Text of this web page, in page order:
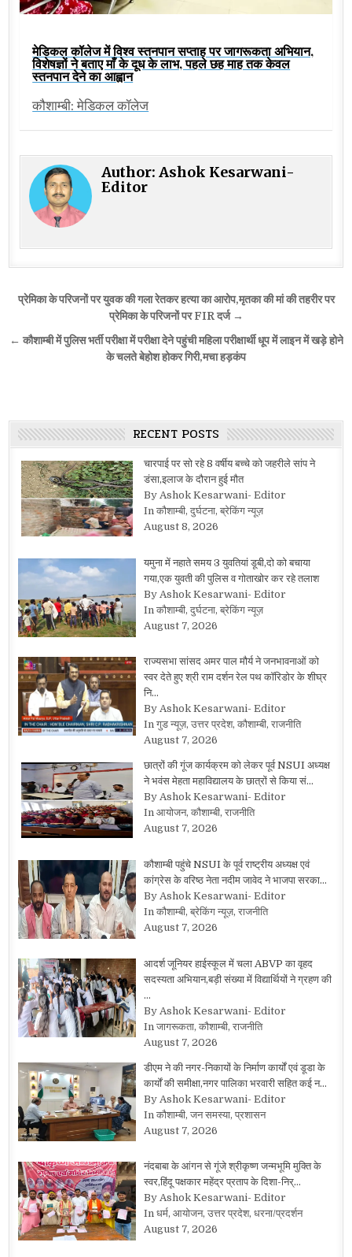
मेडिकल कॉलेज में विश्व स्तनपान सप्ताह पर जागरूकता अभियान,
विशेषज्ञों ने बताए माँ के दूध के लाभ, पहले छह माह तक केवल
स्तनपान देने का आह्वान
कौशाम्बी: मेडिकल कॉलेज
Author:Ashok Kesarwani-
Editor
Post
navigation
प्रेमिका के परिजनों पर युवक की गला रेतकर हत्या का आरोप,मृतका की मां की तहरीर पर
प्रेमिका के परिजनों पर FIR दर्ज →
← कौशाम्बी में पुलिस भर्ती परीक्षा में परीक्षा देने पहुंची महिला परीक्षार्थी धूप में लाइन में खड़े होने
के चलते बेहोश होकर गिरी,मचा हड़कंप
RECENT POSTS
चारपाई पर सो रहे 8 वर्षीय बच्चे को जहरीले सांप ने
डंसा,इलाज के दौरान हुई मौत
By Ashok Kesarwani- Editor
In कौशाम्बी, दुर्घटना, ब्रेकिंग न्यूज़
August 8, 2026
यमुना में नहाते समय 3 युवतियां डूबी,दो को बचाया
गया,एक युवती की पुलिस व गोताखोर कर रहे तलाश
By Ashok Kesarwani- Editor
In कौशाम्बी, दुर्घटना, ब्रेकिंग न्यूज़
August 7, 2026
राज्यसभा सांसद अमर पाल मौर्य ने जनभावनाओं को
स्वर देते हुए श्री राम दर्शन रेल पथ कॉरिडोर के शीघ्र
नि…
By Ashok Kesarwani- Editor
In गुड न्यूज़, उत्तर प्रदेश, कौशाम्बी, राजनीति
August 7, 2026
छात्रों की गूंज कार्यक्रम को लेकर पूर्व NSUI अध्यक्ष
ने भवंस मेहता महाविद्यालय के छात्रों से किया सं…
By Ashok Kesarwani- Editor
In आयोजन, कौशाम्बी, राजनीति
August 7, 2026
कौशाम्बी पहुंचे NSUI के पूर्व राष्ट्रीय अध्यक्ष एवं
कांग्रेस के वरिष्ठ नेता नदीम जावेद ने भाजपा सरका…
By Ashok Kesarwani- Editor
In कौशाम्बी, ब्रेकिंग न्यूज़, राजनीति
August 7, 2026
आदर्श जूनियर हाईस्कूल में चला ABVP का वृहद
सदस्यता अभियान,बड़ी संख्या में विद्यार्थियों ने ग्रहण की
…
By Ashok Kesarwani- Editor
In जागरूकता, कौशाम्बी, राजनीति
August 7, 2026
डीएम ने की नगर-निकायों के निर्माण कार्यों एवं डूडा के
कार्यों की समीक्षा,नगर पालिका भरवारी सहित कई न…
By Ashok Kesarwani- Editor
In कौशाम्बी, जन समस्या, प्रशासन
August 7, 2026
नंदबाबा के आंगन से गूंजे श्रीकृष्ण जन्मभूमि मुक्ति के
स्वर,हिंदू पक्षकार महेंद्र प्रताप के दिशा-निर्…
By Ashok Kesarwani- Editor
In धर्म, आयोजन, उत्तर प्रदेश, धरना/प्रदर्शन
August 7, 2026